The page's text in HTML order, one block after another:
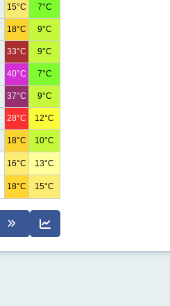
15°C 7°C
18°C 9°C
33°C 9°C
40°C 7°C
37°C 9°C
28°C 12°C
18°C 10°C
16°C 13°C
18°C 15°C